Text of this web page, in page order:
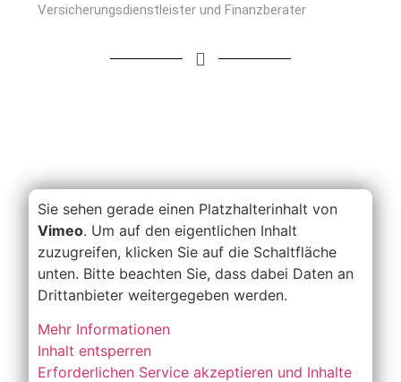
Versicherungsdienstleister und Finanzberater
Sie sehen gerade einen Platzhalterinhalt von
Vimeo. Um auf den eigentlichen Inhalt
zuzugreifen, klicken Sie auf die Schaltfläche
unten. Bitte beachten Sie, dass dabei Daten an
Drittanbieter weitergegeben werden.
Mehr Informationen
Inhalt entsperren
Erforderlichen Service akzeptieren und Inhalte